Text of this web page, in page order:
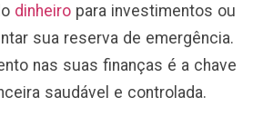
dinheiro para investimentos ou
sua reserva de emergência.
nas suas finanças é a chave
saudável e controlada.